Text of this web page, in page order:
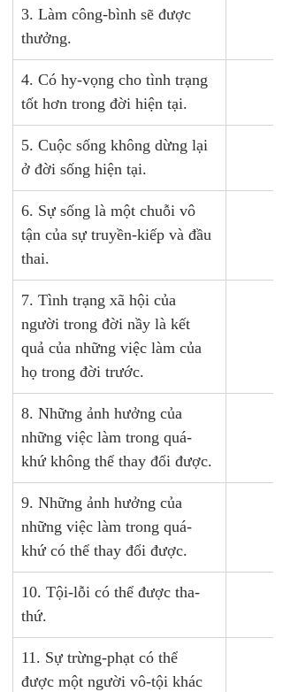
3. Làm công-bình sẽ được
thưởng.
4. Có hy-vọng cho tình trạng
tốt hơn trong đời hiện tại.
5. Cuộc sống không dừng lại
ở đời sống hiện tại.
6. Sự sống là một chuỗi vô
tận của sự truyền-kiếp và đầu
thai.
7. Tình trạng xã hội của
người trong đời nầy là kết
quả của những việc làm của
họ trong đời trước.
8. Những ảnh hưởng của
những việc làm trong quá-
khứ không thể thay đổi được.
9. Những ảnh hưởng của
những việc làm trong quá-
khứ có thể thay đổi được.
10. Tội-lỗi có thể được tha-
thứ.
11. Sự trừng-phạt có thể
được một người vô-tội khác